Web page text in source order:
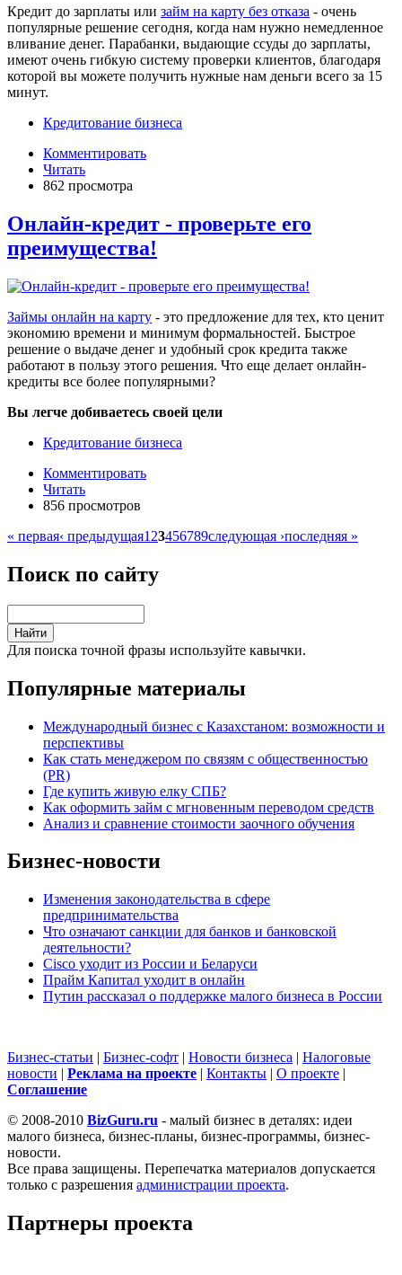
Кредит до зарплаты или займ на карту без отказа - очень
популярные решение сегодня, когда нам нужно немедленное
вливание денег. Парабанки, выдающие ссуды до зарплаты,
имеют очень гибкую систему проверки клиентов, благодаря
которой вы можете получить нужные нам деньги всего за 15
минут.
Кредитование бизнеса
Комментировать
Читать
862 просмотра
Онлайн-кредит - проверьте его
преимущества!
Займы онлайн на карту - это предложение для тех, кто ценит
экономию времени и минимум формальностей. Быстрое
решение о выдаче денег и удобный срок кредита также
работают в пользу этого решения. Что еще делает онлайн-
кредиты все более популярными?
Вы легче добиваетесь своей цели
Кредитование бизнеса
Комментировать
Читать
856 просмотров
« первая‹ предыдущая1 23456789следующая ›последняя »
Поиск по сайту
Для поиска точной фразы используйте кавычки.
Популярные материалы
Международный бизнес с Казахстаном: возможности и
перспективы
Как стать менеджером по связям с общественностью
(PR)
Где купить живую елку СПБ?
Как оформить займ с мгновенным переводом средств
Анализ и сравнение стоимости заочного обучения
Бизнес-новости
Изменения законодательства в сфере
предпринимательства
Что означают санкции для банков и банковской
деятельности?
Cisco уходит из России и Беларуси
Прайм Капитал уходит в онлайн
Путин рассказал о поддержке малого бизнеса в России
Бизнес-статьи | Бизнес-софт | Новости бизнеса | Налоговые
новости | Реклама на проекте | Контакты | О проекте |
Cоглашение
© 2008-2010 BizGuru.ru - малый бизнес в деталях: идеи
малого бизнеса, бизнес-планы, бизнес-программы, бизнес-
новости.
Все права защищены. Перепечатка материалов допускается
только с разрешения администрации проекта.
Партнеры проекта